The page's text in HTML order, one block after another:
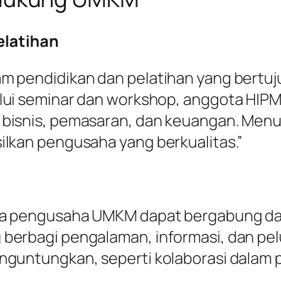
pendidikan dan pelatihan yang
seminar dan workshop, anggota
pemasaran, dan keuangan.
pengusaha yang berkualitas.”
pengusaha UMKM dapat bergabung
pengalaman, informasi, dan
seperti kolaborasi dalam